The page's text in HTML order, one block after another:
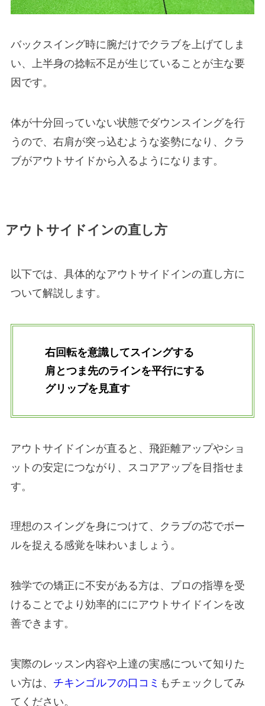
バックスイング時に腕だけでクラブを上げてしま
い、上半身の捻転不足が生じていることが主な要
因です。
体が十分回っていない状態でダウンスイングを行
うので、右肩が突っ込むような姿勢になり、クラ
ブがアウトサイドから入るようになります。
アウトサイドインの直し方
以下では、具体的なアウトサイドインの直し方に
ついて解説します。
右回転を意識してスイングする
肩とつま先のラインを平行にする
グリップを見直す
アウトサイドインが直ると、飛距離アップやショ
ットの安定につながり、スコアアップを目指せま
す。
理想のスイングを身につけて、クラブの芯でボー
ルを捉える感覚を味わいましょう。
独学での矯正に不安がある方は、プロの指導を受
けることでより効率的ににアウトサイドインを改
善できます。
実際のレッスン内容や上達の実感について知りた
い方は、 チキンゴルフの口コミ もチェックしてみ
てください。